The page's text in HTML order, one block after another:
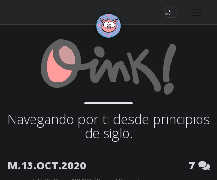
🌙
Navegando por ti desde principios
de siglo.
M.13.OCT.2020 7